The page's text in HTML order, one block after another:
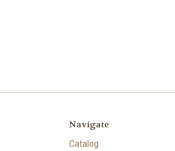
Navigate
Catalog